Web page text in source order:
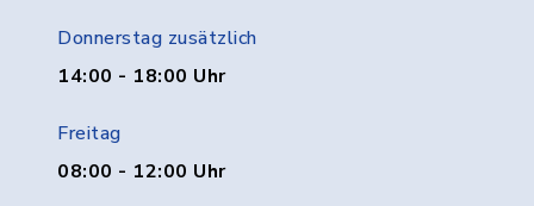
Donnerstag zusätzlich
14:00 - 18:00 Uhr
Freitag
08:00 - 12:00 Uhr